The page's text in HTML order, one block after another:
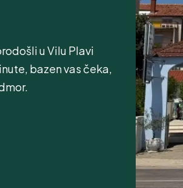
u Vilu Plavi
bazen vas čeka,